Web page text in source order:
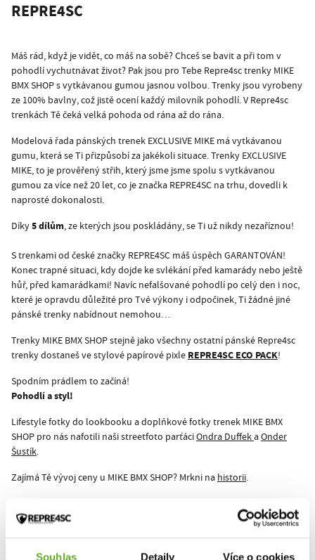
Souhlas Detaily Více o cookies
REPRE4SC
Máš rád, když je vidět, co máš na sobě? Chceš se bavit a při tom v
pohodlí vychutnávat život? Pak jsou pro Tebe Repre4sc trenky MIKE
BMX SHOP s vytkávanou gumou jasnou volbou. Trenky jsou vyrobeny
ze 100% bavlny, což jistě ocení každý milovník pohodlí. V Repre4sc
trenkách Tě čeká velká pohoda od rána až do rána.
Modelová řada pánských trenek EXCLUSIVE MIKE má vytkávanou
gumu, která se Ti přizpůsobí za jakékoli situace. Trenky EXCLUSIVE
MIKE, to je prověřený střih, který jsme jsme spolu s vytkávanou
gumou za více než 20 let, co je značka REPRE4SC na trhu, dovedli k
naprosté dokonalosti.
Díky5 dílům, ze kterých jsou poskládány, se Ti už nikdy nezaříznou!
S trenkami od české značky REPRE4SC máš úspěch GARANTOVÁN!
Konec trapné situaci, kdy dojde ke svlékání před kamarády nebo ještě
hůř, před kamarádkami! Navíc nefalšované pohodlí po celý den i noc,
které je opravdu důležité pro Tvé výkony i odpočinek, Ti žádné jiné
pánské trenky nabídnout nemohou…
Trenky MIKE BMX SHOP stejně jako všechny ostatní pánské Repre4sc
trenky dostaneš ve stylové papírové pixleREPRE4SC ECO PACK!
Spodním prádlem to začíná!
Pohodlí a styl!
Lifestyle fotky do lookbooku a doplňkové fotky trenek MIKE BMX
SHOP pro nás nafotili naši streetfoto parťáciOndra Duffek aOnder
Šustík.
Zajímá Tě vývoj ceny u MIKE BMX SHOP? Mrkni na historii.
Tento produkt zatím nikdo nehodnotil.